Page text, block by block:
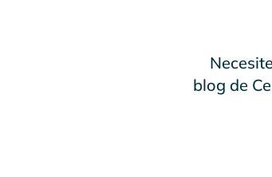
blog de